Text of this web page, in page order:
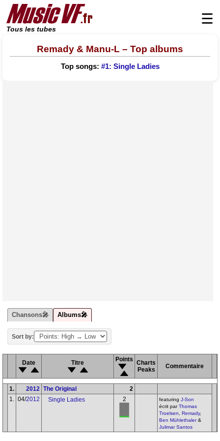
Tous les tubes
☰
Remady & Manu-L – Top albums
Top songs: #1: Single Ladies
Chansons🎤 Albums🎤
Sort by:
Date Titre Points Charts
Peaks
Commentaire
1. 2012 The Original
2
1. 04/2012 Single Ladies 2 featuring J-Son
écrit parThomas
Troelsen
Remady,
Ben Mühlethaler&
Julimar Santos